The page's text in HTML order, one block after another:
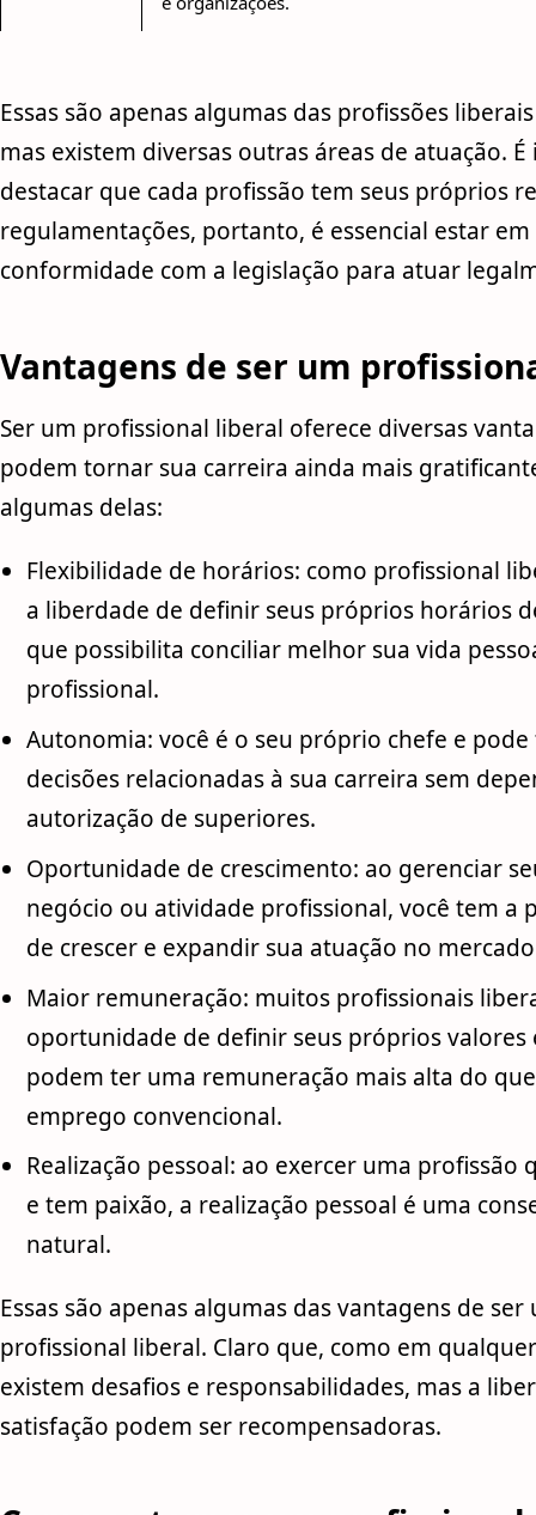
Essas são apenas algumas das profissões
mas existem diversas outras áreas de atuação.
destacar que cada profissão tem seus próprios
regulamentações, portanto, é essencial estar em
conformidade com a legislação para atuar
Vantagens de ser um
Ser um profissional liberal oferece diversas
podem tornar sua carreira ainda mais
algumas delas:
Flexibilidade de horários: como profissional
a liberdade de definir seus próprios horários
que possibilita conciliar melhor sua vida
profissional.
Autonomia: você é o seu próprio chefe e
decisões relacionadas à sua carreira sem
autorização de superiores.
Oportunidade de crescimento: ao gerenciar
negócio ou atividade profissional, você tem a
de crescer e expandir sua atuação no
Maior remuneração: muitos profissionais
oportunidade de definir seus próprios valores
podem ter uma remuneração mais alta do
emprego convencional.
Realização pessoal: ao exercer uma profissão
e tem paixão, a realização pessoal é uma
natural.
Essas são apenas algumas das vantagens de ser
profissional liberal. Claro que, como em
existem desafios e responsabilidades, mas a
satisfação podem ser recompensadoras.